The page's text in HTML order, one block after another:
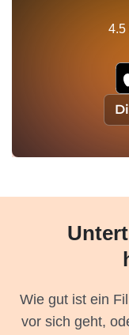
4.5
Wie gut ist ein
vor sich geht,